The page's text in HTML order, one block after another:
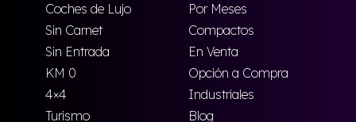
Coches de Lujo
Por Meses
Sin Carnet
Compactos
Sin Entrada
En Venta
KM 0
Opción a Compra
4×4
Industriales
Turismo
Blog